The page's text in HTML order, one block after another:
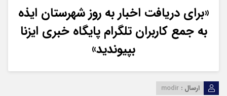
«برای دریافت اخبار به روز شهرستان ایذه
به جمع کاربران تلگرام پایگاه خبری ایزنا
بپیوندید»
ارسال : modir